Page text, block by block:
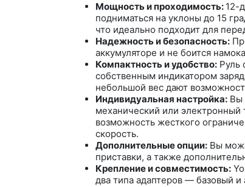
Мощность и проходимость: 12-
подниматься на уклоны до 15
что идеально подходит для
Надежность и безопасность:
аккумуляторе и не боится
Компактность и удобство: Руль
собственным индикатором
небольшой вес дают
Индивидуальная настройка: Вы
механический или
возможность жесткого
скорость.
Дополнительные опции: Вы
приставки, а также
Крепление и совместимость:
два типа адаптеров — базовый